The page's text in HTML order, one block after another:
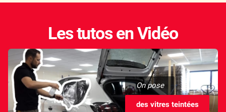
Les tutos en Vidéo
On pose
des vitres teintées